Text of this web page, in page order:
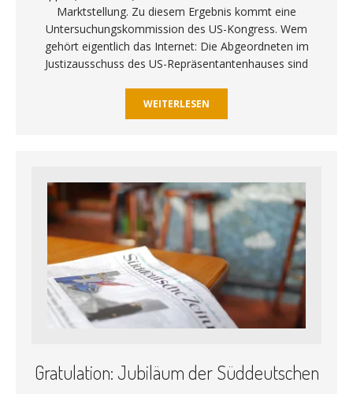
Marktstellung. Zu diesem Ergebnis kommt eine
Untersuchungskommission des US-Kongress. Wem
gehört eigentlich das Internet: Die Abgeordneten im
Justizausschuss des US-Repräsentantenhauses sind
WEITERLESEN
Gratulation: Jubiläum der Süddeutschen